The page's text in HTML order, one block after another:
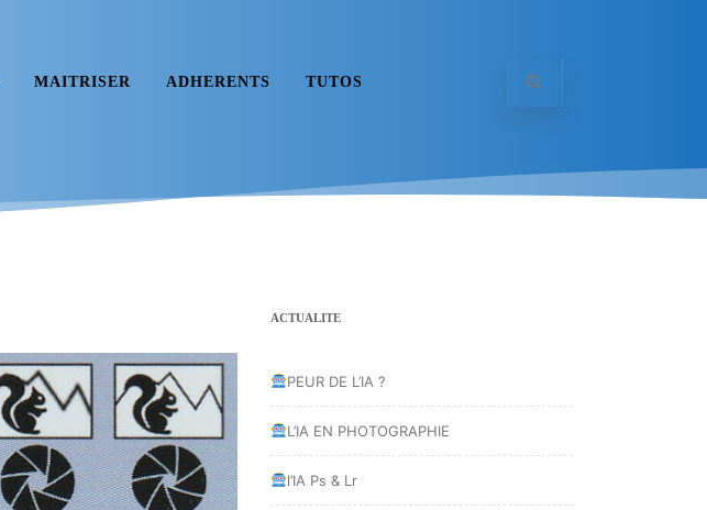
MAITRISER ADHERENTS TUTOS
ACTUALITE
PEUR DE L’IA ?
L’IA EN PHOTOGRAPHIE
l’IA Ps & Lr